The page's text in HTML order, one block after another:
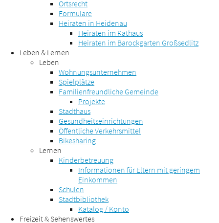
Ortsrecht
Formulare
Heiraten in Heidenau
Heiraten im Rathaus
Heiraten im Barockgarten Großsedlitz
Leben & Lernen
Leben
Wohnungsunternehmen
Spielplätze
Familienfreundliche Gemeinde
Projekte
Stadthaus
Gesundheitseinrichtungen
Öffentliche Verkehrsmittel
Bikesharing
Lernen
Kinderbetreuung
Informationen für Eltern mit geringem
Einkommen
Schulen
Stadtbibliothek
Katalog / Konto
Freizeit & Sehenswertes